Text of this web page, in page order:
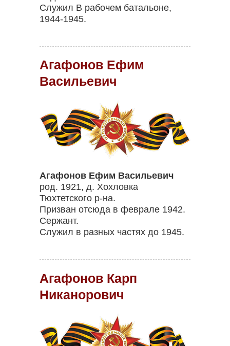
Служил В рабочем батальоне,
1944-1945.
Агафонов Ефим
Васильевич
Агафонов Ефим Васильевич
род. 1921, д. Хохловка
Тюхтетского р-на.
Призван отсюда в феврале 1942.
Сержант.
Служил в разных частях до 1945.
Агафонов Карп
Никанорович